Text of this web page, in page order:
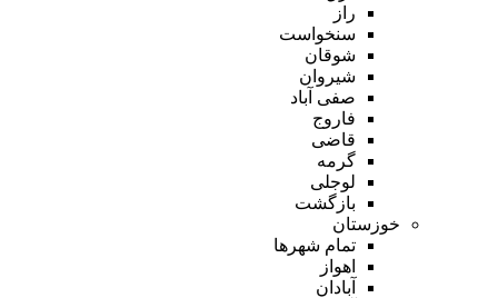
راز
سنخواست
شوقان
شیروان
صفی آباد
فاروج
قاضی
گرمه
لوجلی
بازگشت
خوزستان
تمام شهر‌ها
اهواز
آبادان